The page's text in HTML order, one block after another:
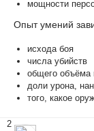
мощности
Опыт умений
исхода боя
числа убийств
общего объёма
доли урона,
того, какое
2